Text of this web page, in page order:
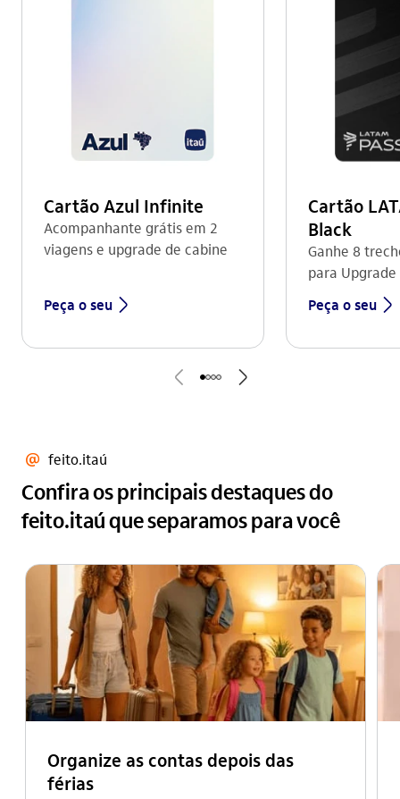
Cartão Azul Infinite
Acompanhante grátis em 2
viagens e upgrade de cabine
Peça o seu seta_direita
Cartão
Black
Ganhe 8
para
Peça o seu seta_direita
seta_esquerda seta_direita
arroba feito.itaú
Confira os principais destaques do
feito.itaú que separamos para você
Organize as contas depois das
férias